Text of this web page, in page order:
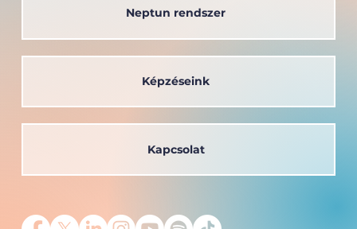
Neptun rendszer
Kapcsolat
Képzéseink